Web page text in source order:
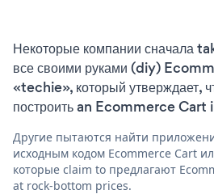
Некоторые компании сначала
все своими руками (diy)
«techie», который утверждает,
построить an Ecommerce Cart
Другие пытаются найти
исходным кодом Ecommerce Cart
которые claim to предлагают
at rock-bottom prices.